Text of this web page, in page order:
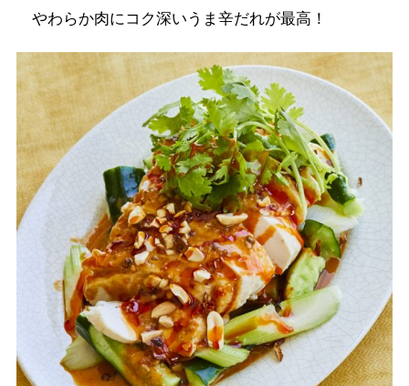
やわらか肉にコク深いうま辛だれが最高！